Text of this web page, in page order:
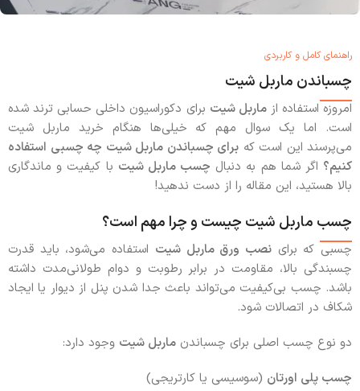
راهنمای کامل و کاربردی
چسباندن ماربل شیت
امروزه استفاده ازماربل شیت برای دکوراسیون داخلی حسابی ترند شده
است. اما یک سوال مهم که خیلی‌ها هنگام خرید ماربل شیت
می‌پرسند این است که برای چسباندن ماربل شیت چه چسبی استفاده
کنیم؟ اگر شما هم به دنبال چسب ماربل شیت با کیفیت و ماندگاری
بالا هستید، این مقاله را از دست ندهید!
چسب ماربل شیت چیست و چرا مهم است؟
چسبی که براینصب ورق ماربل شیت استفاده می‌شود، باید قدرت
چسبندگی بالا، مقاومت در برابر رطوبت و دوام طولانی‌مدت داشته
باشد. چسب بی‌کیفیت می‌تواند باعث جدا شدن پنل از دیوار یا ایجاد
شکاف در اتصالات شود.
دو نوع چسب اصلی برای چسباندن ماربل شیت وجود دارد:
چسب پلی اورتان (سوسیسی یا کارتریجی)